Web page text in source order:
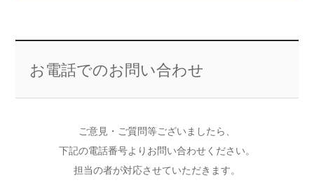
お電話でのお問い合わせ
ご意見・ご質問等ございましたら、
下記の電話番号よりお問い合わせください。
担当の者が対応させていただきます。